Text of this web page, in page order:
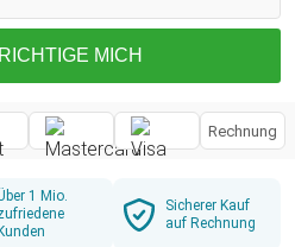
MICH
Rechnung
1 Mio.
Kunden
Sicherer Kauf
auf Rechnung